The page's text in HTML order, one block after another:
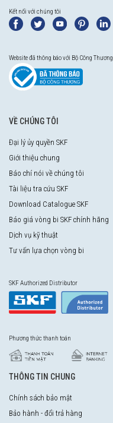
Kết nối với chúng tôi
Website đã thông báo với Bộ Công Thương
VỀ CHÚNG TÔI
Đại lý ủy quyền SKF
Giới thiệu chung
Báo chí nói về chúng tôi
Tài liệu tra cứu SKF
Download Catalogue SKF
Báo giá vòng bi SKF chính hãng
Dịch vụ kỹ thuật
Tư vấn lựa chọn vòng bi
SKF Authorized Distributor
Phương thức thanh toán
THÔNG TIN CHUNG
Chính sách bảo mật
Bảo hành - đổi trả hàng